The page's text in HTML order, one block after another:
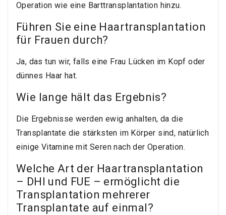
Operation wie eine Barttransplantation hinzu.
Führen Sie eine Haartransplantation
für Frauen durch?
Ja, das tun wir, falls eine Frau Lücken im Kopf oder
dünnes Haar hat.
Wie lange hält das Ergebnis?
Die Ergebnisse werden ewig anhalten, da die
Transplantate die stärksten im Körper sind, natürlich
einige Vitamine mit Seren nach der Operation.
Welche Art der Haartransplantation
– DHI und FUE – ermöglicht die
Transplantation mehrerer
Transplantate auf einmal?